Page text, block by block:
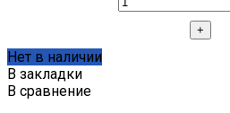
Нет в наличии
В закладки
В сравнение